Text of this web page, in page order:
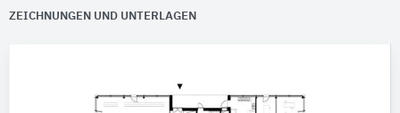
ZEICHNUNGEN UND UNTERLAGEN